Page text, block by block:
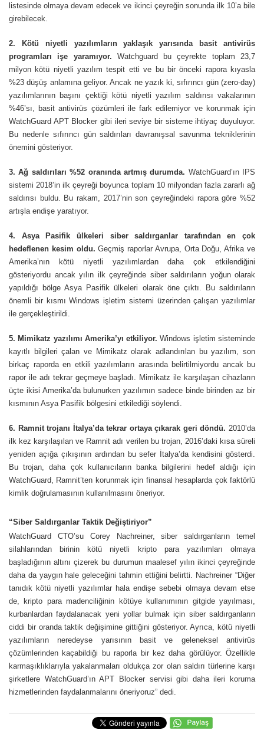
listesinde olmaya devam edecek ve ikinci çeyreğin sonunda ilk 10’a bile
girebilecek.
2. Kötü niyetli yazılımların yaklaşık yarısında basit antivirüs
programları işe yaramıyor. Watchguard bu çeyrekte toplam 23,7
milyon kötü niyetli yazılım tespit etti ve bu bir önceki rapora kıyasla
%23 düşüş anlamına geliyor. Ancak ne yazık ki, sıfırıncı gün (zero-day)
yazılımlarının başını çektiği kötü niyetli yazılım saldırısı vakalarının
%46’sı, basit antivirüs çözümleri ile fark edilemiyor ve korunmak için
WatchGuard APT Blocker gibi ileri seviye bir sisteme ihtiyaç duyuluyor.
Bu nedenle sıfırıncı gün saldırıları davranışsal savunma tekniklerinin
önemini gösteriyor.
3. Ağ saldırıları %52 oranında artmış durumda. WatchGuard’ın IPS
sistemi 2018’in ilk çeyreği boyunca toplam 10 milyondan fazla zararlı ağ
saldırısı buldu. Bu rakam, 2017’nin son çeyreğindeki rapora göre %52
artışla endişe yaratıyor.
4. Asya Pasifik ülkeleri siber saldırganlar tarafından en çok
hedeflenen kesim oldu. Geçmiş raporlar Avrupa, Orta Doğu, Afrika ve
Amerika’nın kötü niyetli yazılımlardan daha çok etkilendiğini
gösteriyordu ancak yılın ilk çeyreğinde siber saldırıların yoğun olarak
yapıldığı bölge Asya Pasifik ülkeleri olarak öne çıktı.
Bu saldırıların
önemli bir kısmı Windows işletim sistemi üzerinden çalışan yazılımlar
ile gerçekleştirildi.
5. Mimikatz yazılımı Amerika’yı etkiliyor.Windows işletim sisteminde
kayıtlı bilgileri çalan ve Mimikatz olarak adlandırılan bu yazılım, son
birkaç raporda en etkili yazılımların arasında belirtilmiyordu ancak bu
rapor ile adı tekrar geçmeye başladı. Mimikatz ile karşılaşan cihazların
üçte ikisi Amerika’da bulunurken yazılımın sadece binde birinden az bir
kısmının Asya Pasifik bölgesini etkilediği söylendi.
6. Ramnit trojanı İtalya’da tekrar ortaya çıkarak geri döndü. 2010’da
ilk kez karşılaşılan ve Ramnit adı verilen bu trojan, 2016’daki kısa süreli
yeniden açığa çıkışının ardından bu sefer İtalya’da kendisini gösterdi.
Bu trojan, daha çok kullanıcıların banka bilgilerini hedef aldığı için
WatchGuard, Ramnit’ten korunmak için finansal hesaplarda çok faktörlü
kimlik doğrulamasının kullanılmasını öneriyor.
“Siber Saldırganlar Taktik Değiştiriyor”
WatchGuard CTO’su Corey Nachreiner, siber saldırganların temel
silahlarından birinin kötü niyetli kripto para yazılımları olmaya
başladığının altını çizerek bu durumun maalesef yılın ikinci çeyreğinde
daha da yaygın hale geleceğini tahmin ettiğini belirtti. Nachreiner “Diğer
tanıdık kötü niyetli yazılımlar hala endişe sebebi olmaya devam etse
de, kripto para madenciliğinin kötüye kullanımının gitgide yayılması,
kurbanlardan faydalanacak yeni yollar bulmak için siber saldırganların
ciddi bir oranda taktik değişimine gittiğini gösteriyor. Ayrıca, kötü niyetli
yazılımların neredeyse yarısının basit ve geleneksel antivirüs
çözümlerinden kaçabildiği bu raporla bir kez daha görülüyor. Özellikle
karmaşıklıklarıyla yakalanmaları oldukça zor olan saldırı türlerine karşı
şirketlere WatchGuard’ın APT Blocker servisi gibi daha ileri koruma
hizmetlerinden faydalanmalarını öneriyoruz” dedi.